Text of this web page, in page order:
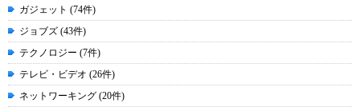
ガジェット (74件)
ジョブズ (43件)
テクノロジー (7件)
テレビ・ビデオ (26件)
ネットワーキング (20件)